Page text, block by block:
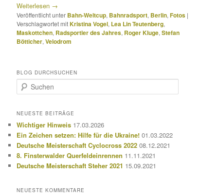
Weiterlesen →
Veröffentlicht unter Bahn-Weltcup, Bahnradsport, Berlin,Fotos |
Verschlagwortet mitKristina Vogel, Lea Lin Teutenberg,
Maskottchen, Radsportler des Jahres, Roger Kluge,Stefan
Bötticher,Velodrom
BLOG DURCHSUCHEN
u
h
n
NEUESTE BEITRÄGE
Wichtiger Hinweis 17.03.2026
Ein Zeichen setzen: Hilfe für die Ukraine! 01.03.2022
Deutsche Meisterschaft Cyclocross 2022 08.12.2021
8. Finsterwalder Querfeldeinrennen 11.11.2021
Deutsche Meisterschaft Steher 2021 15.09.2021
NEUESTE KOMMENTARE